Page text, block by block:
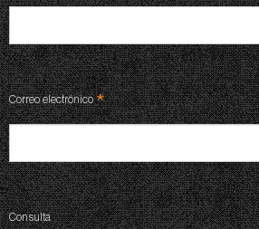
Correo electrónico*
Consulta